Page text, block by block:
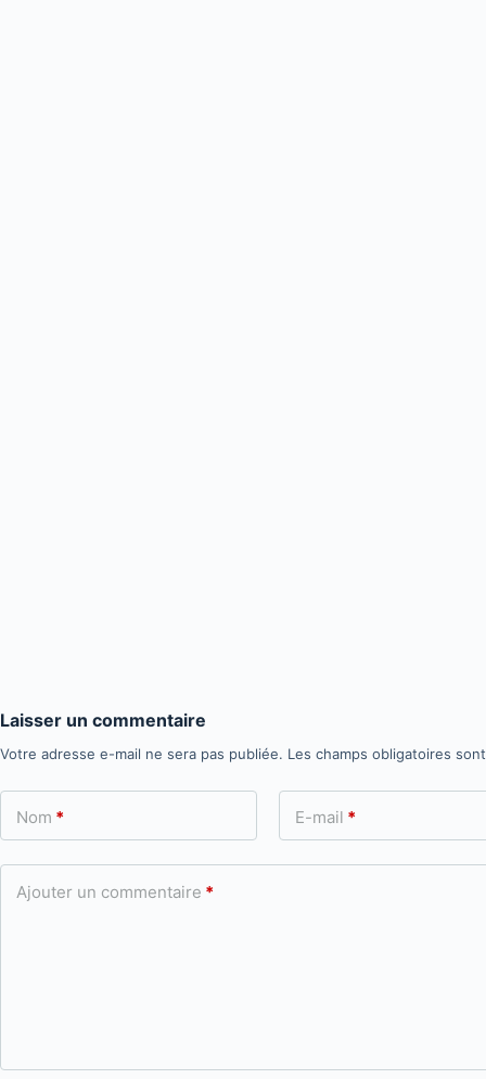
Laisser un commentaire
Votre adresse e-mail ne sera pas publiée. Les champs obligatoires
Nom * E-mail *
Ajouter un commentaire *